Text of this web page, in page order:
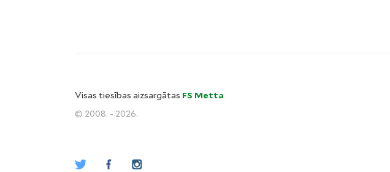
Visas tiesības aizsargātas FS Metta
© 2008. - 2026.